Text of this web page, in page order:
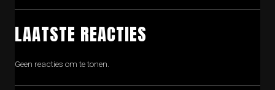
LAATSTE REACTIES
Geen reacties om te tonen.